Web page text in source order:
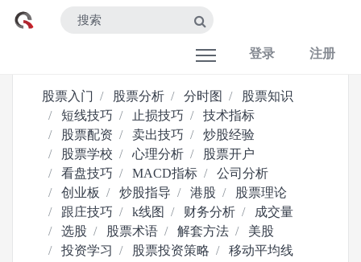
登录 注册
股票入门 股票分析 分时图
股票知识
短线技巧
止损技巧
技术指标
股票配资
卖出技巧
炒股经验
股票学校
心理分析
股票开户
看盘技巧
MACD指标
公司分析
创业板
炒股指导 港股
股票理论
跟庄技巧
k线图 财务分析
成交量
选股
股票术语 解套方法
美股
投资学习
股票投资策略
移动平均线